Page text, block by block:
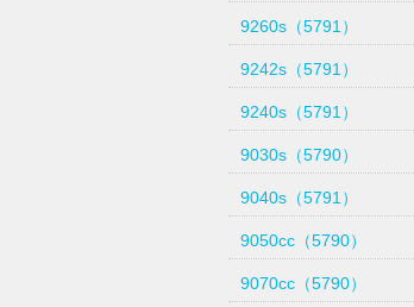
9260s（5791）
9242s（5791）
9240s（5791）
9030s（5790）
9040s（5791）
9050cc（5790）
9070cc（5790）